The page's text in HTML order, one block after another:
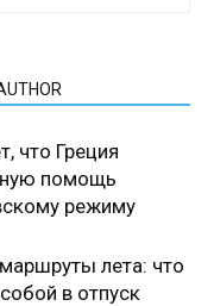
что Греция
помощь
режиму
лета: что
в отпуск